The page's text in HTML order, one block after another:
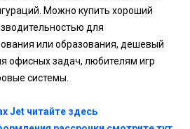
Можно купить хороший
для
или образования, дешевый
офисных задач, любителям игр
системы.
Jet читайте здесь